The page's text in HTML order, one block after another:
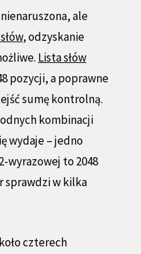
ale
, odzyskanie
Lista słów
pozycji, a poprawne
sumę kontrolną.
kombinacji
wydaje – jedno
wyrazowej to 2048
w kilka
czterech